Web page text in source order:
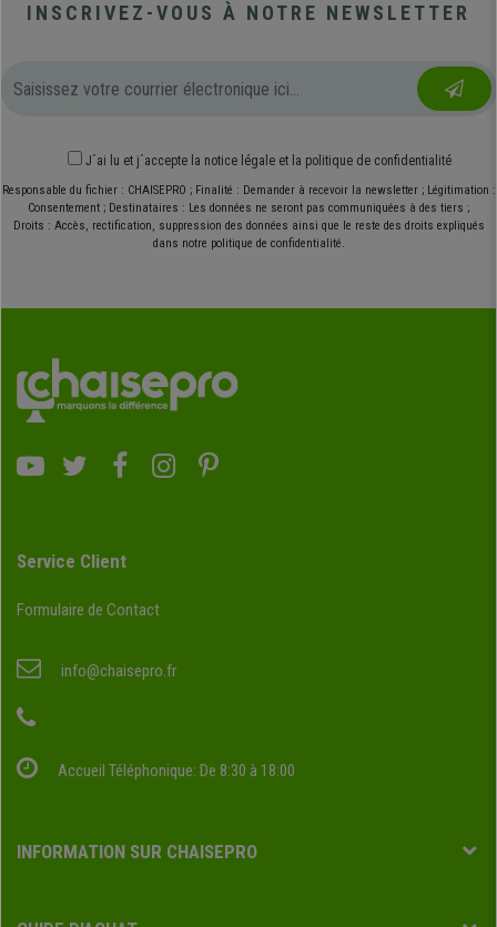
INSCRIVEZ-VOUS À NOTRE NEWSLETTER
J´ai lu et j´accepte la notice légale et la politique de confidentialité
Responsable du fichier : CHAISEPRO ; Finalité : Demander à recevoir la newsletter ; Légitimation :
Consentement ; Destinataires : Les données ne seront pas communiquées à des tiers ;
Droits : Accès, rectification, suppression des données ainsi que le reste des droits expliqués
dans notre politique de confidentialité.
Service Client
Formulaire de Contact
info@chaisepro.fr
Accueil Téléphonique: De 8:30 à 18:00
INFORMATION SUR CHAISEPRO